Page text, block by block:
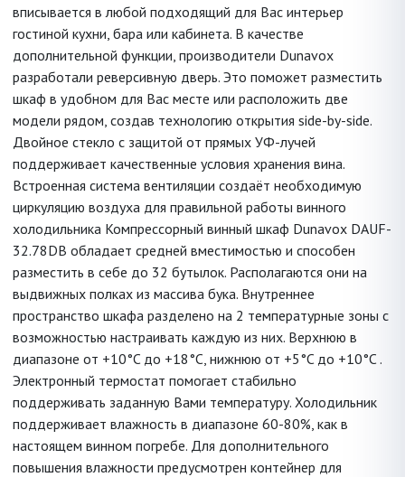
вписывается в любой подходящий для Вас интерьер
гостиной кухни, бара или кабинета. В качестве
дополнительной функции, производители Dunavox
разработали реверсивную дверь. Это поможет разместить
шкаф в удобном для Вас месте или расположить две
модели рядом, создав технологию открытия side-by-side.
Двойное стекло с защитой от прямых УФ-лучей
поддерживает качественные условия хранения вина.
Встроенная система вентиляции создаёт необходимую
циркуляцию воздуха для правильной работы винного
холодильника Компрессорный винный шкаф Dunavox DAUF-
32.78DB обладает средней вместимостью и способен
разместить в себе до 32 бутылок. Располагаются они на
выдвижных полках из массива бука. Внутреннее
пространство шкафа разделено на 2 температурные зоны с
возможностью настраивать каждую из них. Верхнюю в
диапазоне от +10°C до +18°C, нижнюю от +5°C до +10°C .
Электронный термостат помогает стабильно
поддерживать заданную Вами температуру. Холодильник
поддерживает влажность в диапазоне 60-80%, как в
настоящем винном погребе. Для дополнительного
повышения влажности предусмотрен контейнер для